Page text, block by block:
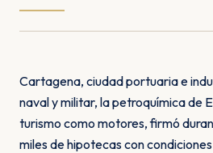
Cartagena, ciudad portuaria e
naval y militar, la petroquímica de
turismo como motores, firmó
miles de hipotecas con